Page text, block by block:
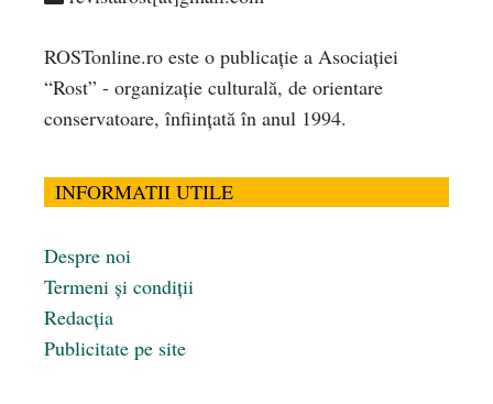
ROSTonline.ro este o publicaţie a Asociaţiei
“Rost” - organizaţie culturală, de orientare
conservatoare, înfiinţată în anul 1994.
INFORMATII UTILE
Despre noi
Termeni și condiții
Redacția
Publicitate pe site